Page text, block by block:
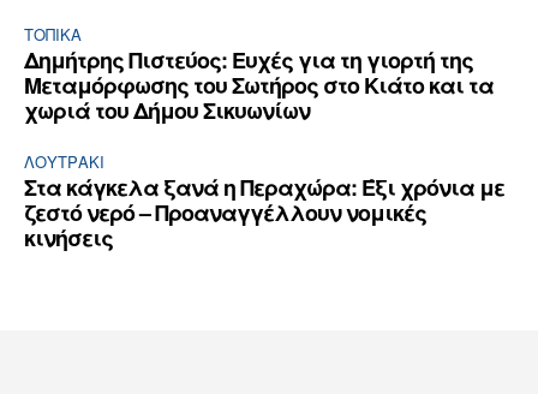
ΤΟΠΙΚΑ
Δημήτρης Πιστεύος: Ευχές για τη γιορτή της
Μεταμόρφωσης του Σωτήρος στο Κιάτο και τα
χωριά του Δήμου Σικυωνίων
ΛΟΥΤΡΆΚΙ
Στα κάγκελα ξανά η Περαχώρα: Έξι χρόνια με
ζεστό νερό – Προαναγγέλλουν νομικές
κινήσεις